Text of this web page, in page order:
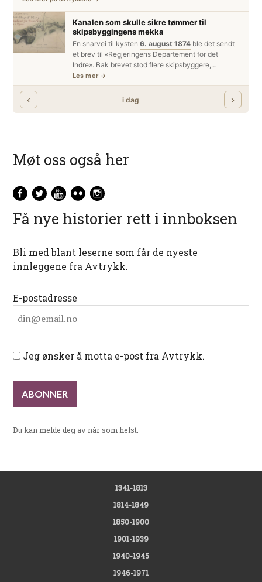
Møt oss også her
Få nye historier rett i innboksen
Bli med blant leserne som får de nyeste
innleggene fra Avtrykk.
E-postadresse
Jeg ønsker å motta e-post fra Avtrykk.
Du kan melde deg av når som helst.
1341-1813
1814-1849
1850-1900
1901-1939
1940-1945
1946-1971